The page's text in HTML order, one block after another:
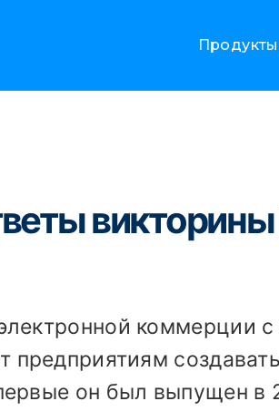
Продукты
коммерции
предприятиям
он был выпущен в